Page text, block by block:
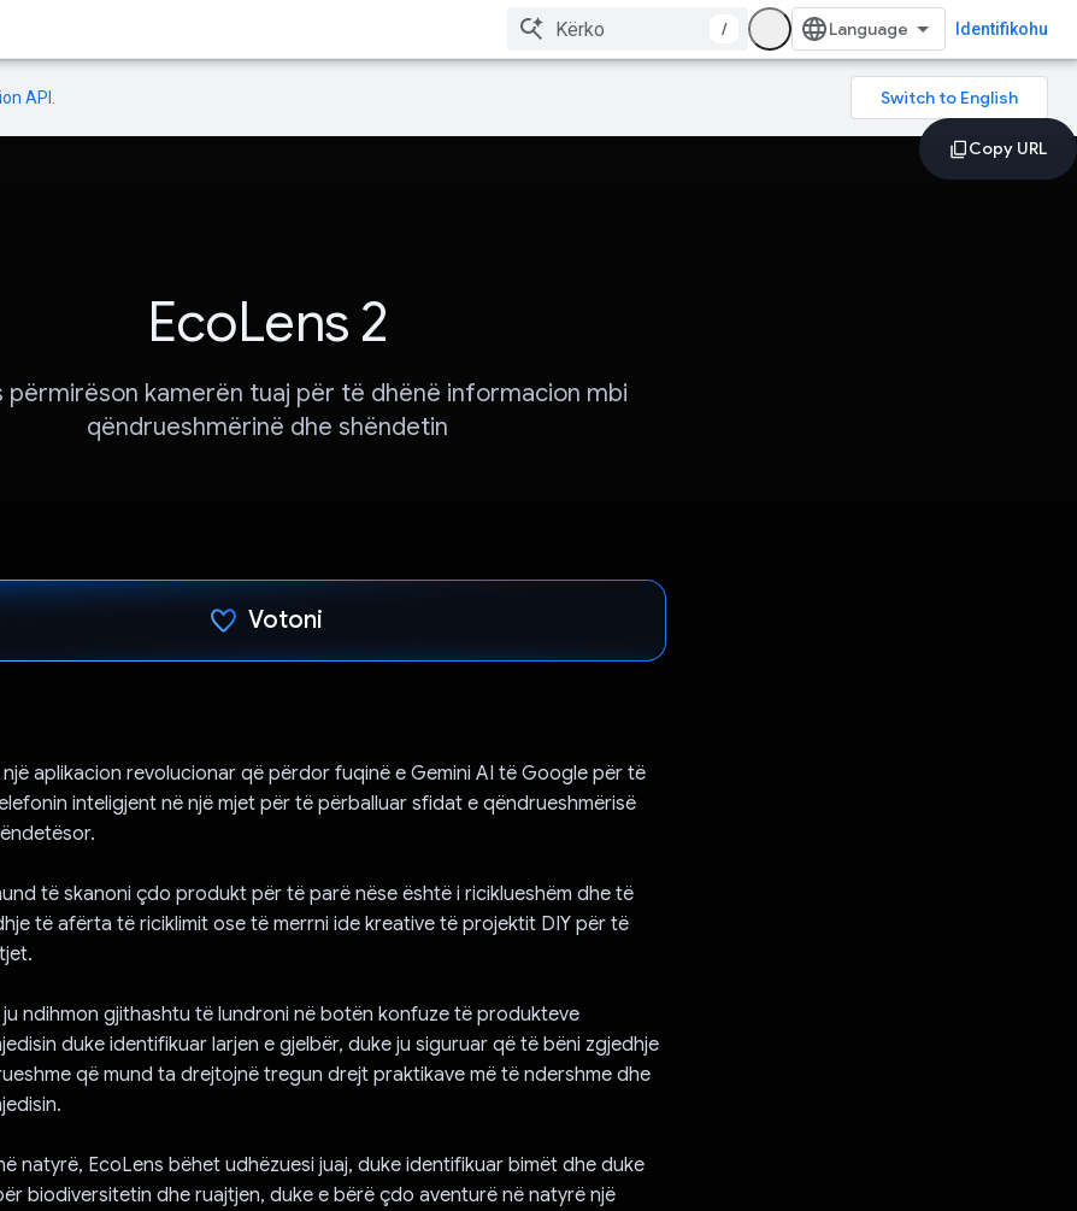
/ Identifikohu
API
EcoLens 2
përmirëson kamerën tuaj për të dhënë informacion mbi
qëndrueshmërinë dhe shëndetin
Votoni
aplikacion revolucionar që përdor fuqinë e Gemini AI të Google për të
inteligjent në një mjet për të përballuar sfidat e qëndrueshmërisë
të skanoni çdo produkt për të parë nëse është i riciklueshëm dhe të
të afërta të riciklimit ose të merrni ide kreative të projektit DIY për të
ju ndihmon gjithashtu të lundroni në botën konfuze të produkteve
duke identifikuar larjen e gjelbër, duke ju siguruar që të bëni zgjedhje
që mund ta drejtojnë tregun drejt praktikave më të ndershme dhe
natyrë, EcoLens bëhet udhëzuesi juaj, duke identifikuar bimët dhe duke
biodiversitetin dhe ruajtjen, duke e bërë çdo aventurë në natyrë një